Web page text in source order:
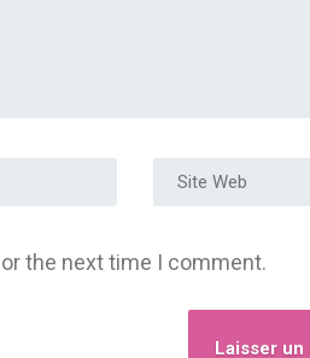
Site Web
the next time I comment.